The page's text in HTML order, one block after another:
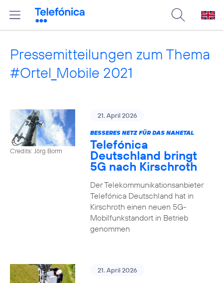
Pressemitteilungen zum Thema
#Ortel_Mobile 2021
Credits: Jörg Borm
21. April 2026
BESSERES NETZ FÜR DAS NAHETAL
Telefónica
Deutschland bringt
5G nach Kirschroth
Der Telekommunikationsanbieter
Telefónica Deutschland hat in
Kirschroth einen neuen 5G-
Mobilfunkstandort in Betrieb
genommen
21. April 2026